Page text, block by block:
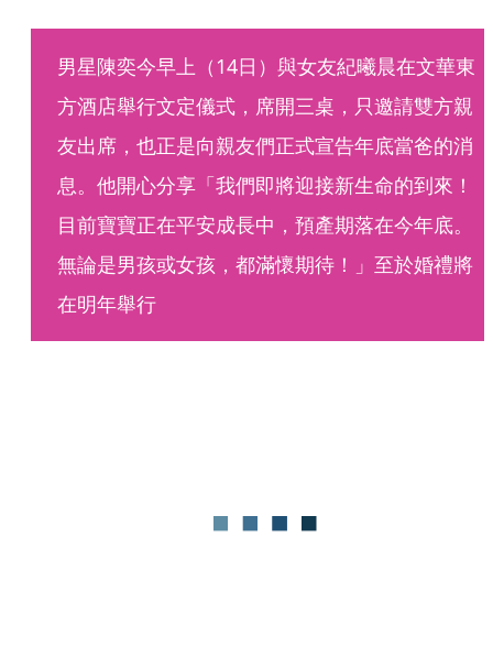
男星陳奕今早上（14日）與女友紀曦晨在文華東
方酒店舉行文定儀式，席開三桌，只邀請雙方親
友出席，也正是向親友們正式宣告年底當爸的消
息。他開心分享「我們即將迎接新生命的到來！
目前寶寶正在平安成長中，預產期落在今年底。
無論是男孩或女孩，都滿懷期待！」至於婚禮將
在明年舉行